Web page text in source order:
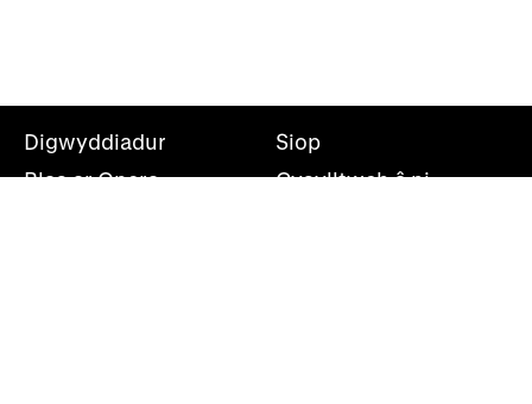
Digwyddiadur
Blas ar Opera
Siop
Cysylltwch â ni